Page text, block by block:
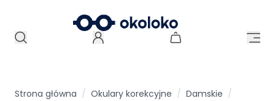
Strona główna / Okulary korekcyjne / Damskie /